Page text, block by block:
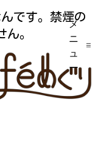
です。禁煙の
ん。
メ
ニ
ュ
ー